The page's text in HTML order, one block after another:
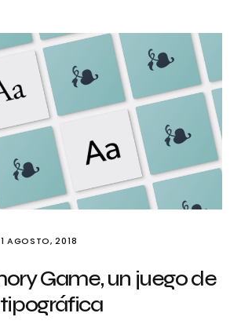
AGOSTO, 2018
Game, un juego de